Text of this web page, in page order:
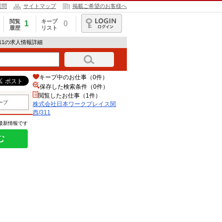
問 サイトマップ 掲載ご希望のお客様へ
閲覧
履歴
1
キープ
リスト
0
ログイン
の求人情報詳細
プ
新情報です
キープ中のお仕事（0件）
保存した検索条件（0件）
閲覧したお仕事（1件）
株式会社日本ワークプレイス関
西/311